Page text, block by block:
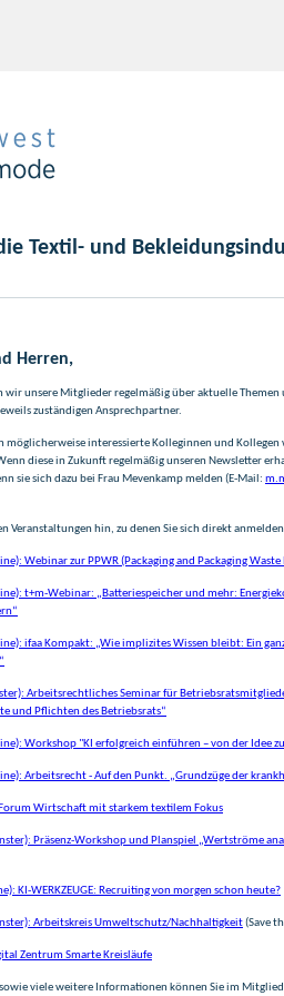
Textil- und
Herren,
unsere Mitglieder regelmäßig über aktuelle Themen
zuständigen Ansprechpartner.
möglicherweise interessierte Kolleginnen und
diese in Zukunft regelmäßig unseren Newsletter
sie sich dazu bei Frau Mevenkamp melden (E-Mail:
Veranstaltungen hin, zu denen Sie sich direkt
Webinar zur PPWR (Packaging and Packaging Waste
t+m-Webinar: „Batteriespeicher und mehr:
ifaa Kompakt: „Wie implizites Wissen bleibt: Ein
Arbeitsrechtliches Seminar für
und Pflichten des Betriebsrats“
Workshop "KI erfolgreich einführen – von der Idee
Arbeitsrecht - Auf den Punkt. „Grundzüge der
Wirtschaft mit starkem textilem Fokus
Präsenz-Workshop und Planspiel „Wertströme
KI-WERKZEUGE: Recruiting von morgen schon heute?
Arbeitskreis Umweltschutz/Nachhaltigkeit(Save
Zentrum Smarte Kreisläufe
viele weitere Informationen können Sie im